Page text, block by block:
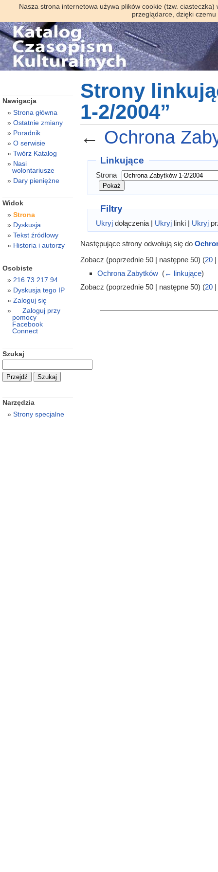
Nasza strona internetowa używa plików cookie (tzw.
przeglądarce, dzięki
Strony
1-2/2004”
← Ochrona
Linkujące
Strona
Filtry
Ukryjdołączenia | Ukryjlinki | Ukryj
Następujące strony odwołują się do
Zobacz (poprzednie 50 | następne 50) (20|
Ochrona Zabytków‎ (← linkujące)
Zobacz (poprzednie 50 | następne 50) (20|
Nawigacja
Strona główna
Ostatnie zmiany
Poradnik
O serwisie
Twórz Katalog
Nasi
wolontariusze
Dary pieniężne
Widok
Strona
Dyskusja
Tekst źródłowy
Historia i autorzy
Osobiste
216.73.217.94
Dyskusja tego IP
Zaloguj się
Zaloguj przy
pomocy
Facebook
Connect
Szukaj
Narzędzia
Strony specjalne